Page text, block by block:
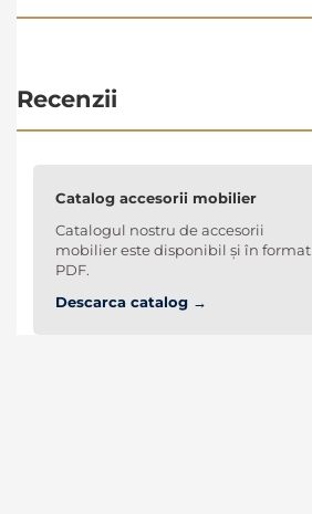
Recenzii
Catalog accesorii mobilier
Catalogul nostru de accesorii
mobilier este disponibil și în format
PDF.
Descarca catalog →